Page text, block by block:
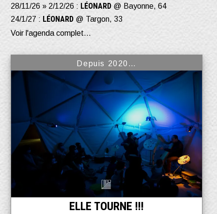
28/11/26 » 2/12/26 : LÉONARD @ Bayonne, 64
24/1/27 : LÉONARD @ Targon, 33
Voir l'agenda complet...
Depuis 2020…
ELLE TOURNE !!!